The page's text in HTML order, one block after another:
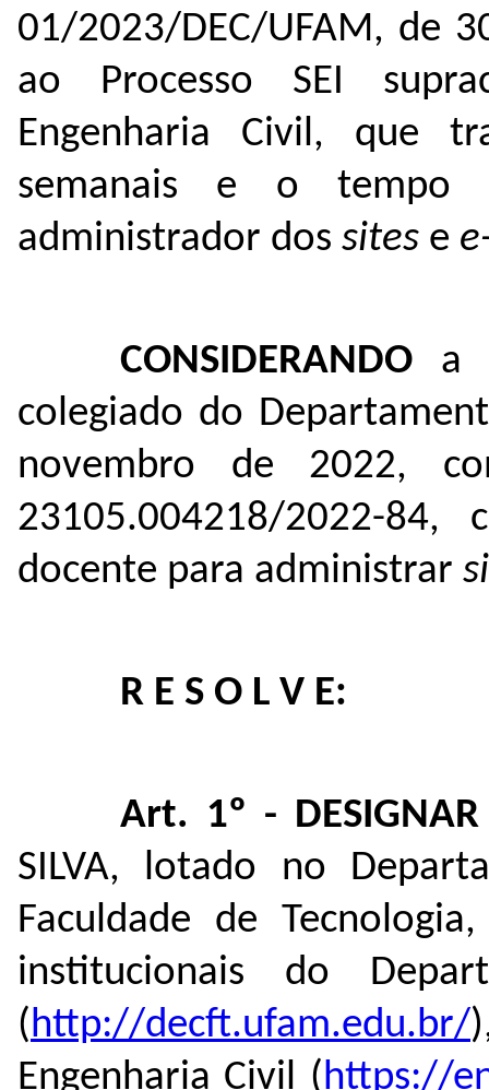
01/2023/DEC/UFAM, de
ao Processo SEI
Engenharia Civil, que
semanais e o tempo
administrador dos sites e
CONSIDERANDO a
colegiado do
novembro de 2022,
23105.004218/2022-84,
docente para administrar
R E S O L V E:
Art. 1º -
SILVA,
lotado no
Faculdade de Tecnologia,
institucionais do
(http://decft.ufam.edu.br/
Engenharia Civil (https://